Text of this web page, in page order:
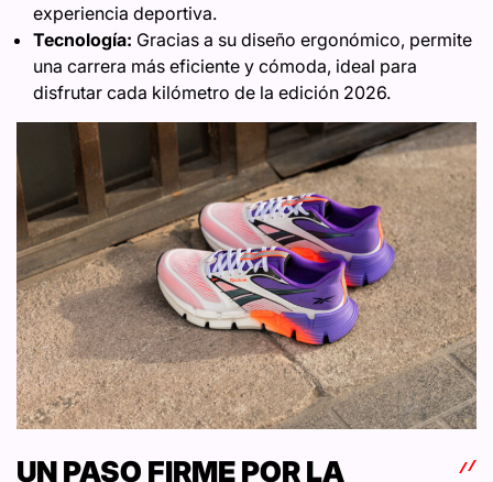
experiencia deportiva.
Tecnología: Gracias a su diseño ergonómico, permite
una carrera más eficiente y cómoda, ideal para
disfrutar cada kilómetro de la edición 2026.
UN PASO FIRME POR LA